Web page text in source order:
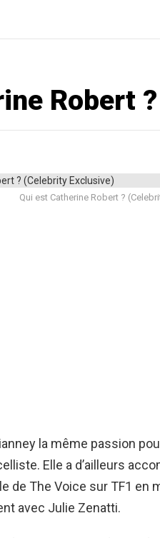
Robert ?
Qui est Catherine Robert ?
la même passion
Elle a d’ailleurs
de The Voice sur TF1 en
avec Julie Zenatti.